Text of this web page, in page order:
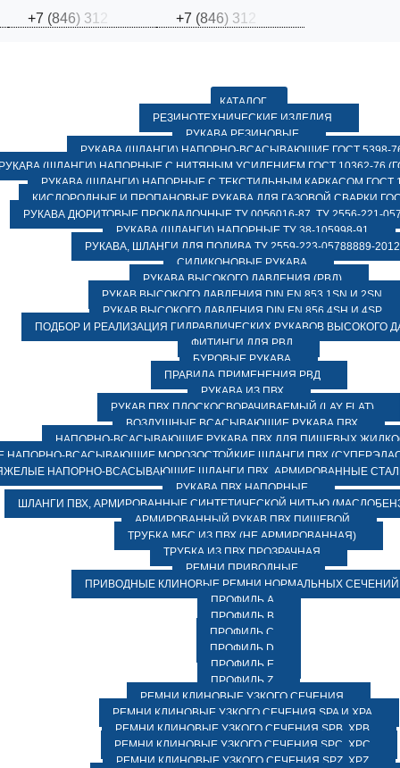
+7 (846) 31 +7 (846) 31
КАТАЛОГ
РЕЗИНОТЕХНИЧЕСКИЕ ИЗДЕЛИЯ
РУКАВА РЕЗИНОВЫЕ
РУКАВА (ШЛАНГИ) НАПОРНО-ВСАСЫВАЮЩИЕ ГОСТ 5398-
(ШЛАНГИ) НАПОРНЫЕ С НИТЯНЫМ УСИЛЕНИЕМ ГОСТ 10362-76
РУКАВА (ШЛАНГИ) НАПОРНЫЕ С ТЕКСТИЛЬНЫМ КАРКАСОМ ГОСТ
КИСЛОРОДНЫЕ И ПРОПАНОВЫЕ РУКАВА ДЛЯ ГАЗОВОЙ СВАРКИ
РУКАВА ДЮРИТОВЫЕ ПРОКЛАДОЧНЫЕ ТУ 0056016-87, ТУ 2556-221-
РУКАВА (ШЛАНГИ) НАПОРНЫЕ ТУ 38-105998-91
РУКАВА, ШЛАНГИ ДЛЯ ПОЛИВА ТУ 2559-223-05788889-2012
СИЛИКОНОВЫЕ РУКАВА
РУКАВА ВЫСОКОГО ДАВЛЕНИЯ (РВД)
РУКАВ ВЫСОКОГО ДАВЛЕНИЯ DIN EN 853 1SN И 2SN
РУКАВ ВЫСОКОГО ДАВЛЕНИЯ DIN EN 856 4SH И 4SP
ПОДБОР И РЕАЛИЗАЦИЯ ГИДРАВЛИЧЕСКИХ РУКАВОВ ВЫСОКОГО
ФИТИНГИ ДЛЯ РВД
БУРОВЫЕ РУКАВА
ПРАВИЛА ПРИМЕНЕНИЯ РВД
РУКАВА ИЗ ПВХ
РУКАВ ПВХ ПЛОСКОСВОРАЧИВАЕМЫЙ (LAY FLAT)
ВОЗДУШНЫЕ ВСАСЫВАЮЩИЕ РУКАВА ПВХ
НАПОРНО-ВСАСЫВАЮЩИЕ РУКАВА ПВХ ДЛЯ ПИЩЕВЫХ
НАПОРНО-ВСАСЫВАЮЩИЕ МОРОЗОСТОЙКИЕ ШЛАНГИ ПВХ
НАПОРНО-ВСАСЫВАЮЩИЕ ШЛАНГИ ПВХ, АРМИРОВАННЫЕ
РУКАВА ПВХ НАПОРНЫЕ
ШЛАНГИ ПВХ, АРМИРОВАННЫЕ СИНТЕТИЧЕСКОЙ НИТЬЮ
АРМИРОВАННЫЙ РУКАВ ПВХ ПИЩЕВОЙ
ТРУБКА МБС ИЗ ПВХ (НЕ АРМИРОВАННАЯ)
ТРУБКА ИЗ ПВХ ПРОЗРАЧНАЯ
РЕМНИ ПРИВОДНЫЕ
ПРИВОДНЫЕ КЛИНОВЫЕ РЕМНИ НОРМАЛЬНЫХ СЕЧЕНИЙ
ПРОФИЛЬ A
ПРОФИЛЬ B
ПРОФИЛЬ C
ПРОФИЛЬ D
ПРОФИЛЬ E
ПРОФИЛЬ Z
РЕМНИ КЛИНОВЫЕ УЗКОГО СЕЧЕНИЯ
РЕМНИ КЛИНОВЫЕ УЗКОГО СЕЧЕНИЯ SPA И XPA
РЕМНИ КЛИНОВЫЕ УЗКОГО СЕЧЕНИЯ SPB, XPB
РЕМНИ КЛИНОВЫЕ УЗКОГО СЕЧЕНИЯ SPC, XPC
РЕМНИ КЛИНОВЫЕ УЗКОГО СЕЧЕНИЯ SPZ, XPZ